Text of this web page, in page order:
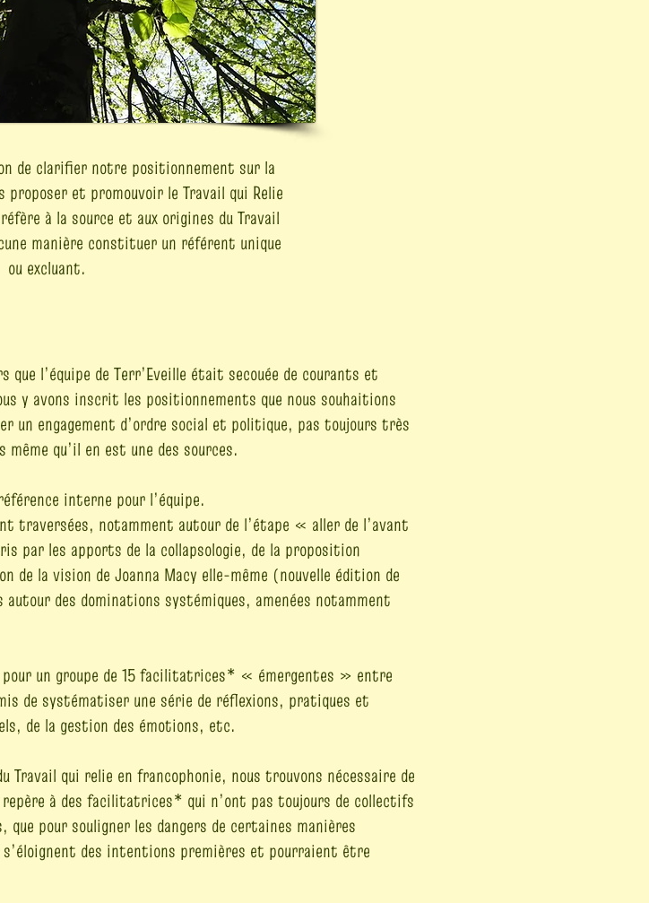
de clarifier notre positionnement sur la
proposer et promouvoir le Travail qui Relie
à la source et aux origines du Travail
manière constituer un référent unique
ou excluant.
l’équipe de Terr’Eveille était secouée de courants et
y avons inscrit les positionnements que nous souhaitions
engagement d’ordre social et politique, pas toujours très
qu’il en est une des sources.
interne pour l’équipe.
traversées, notamment autour de l’étape « aller de l’avant
par les apports de la collapsologie, de la proposition
de la vision de Joanna Macy elle-même (nouvelle édition de
autour des dominations systémiques, amenées notamment
pour un groupe de 15 facilitatrices* « émergentes » entre
de systématiser une série de réflexions, pratiques et
de la gestion des émotions, etc.
Travail qui relie en francophonie, nous trouvons nécessaire de
à des facilitatrices* qui n’ont pas toujours de collectifs
pour souligner les dangers de certaines manières
des intentions premières et pourraient être